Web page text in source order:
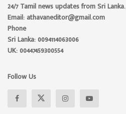
24/7 Tamil news updates from Sri Lanka.
Email: athavaneditor@gmail.com
Phone
Sri Lanka: 0094114063006
UK: 00447459300554
Follow Us